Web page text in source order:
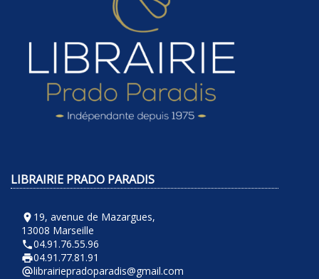
LIBRAIRIE PRADO PARADIS
room 19, avenue de Mazargues,
13008 Marseille
phone04.91.76.55.96
local_printshop04.91.77.81.91
alternate_emaillibrairiepradoparadis@gmail.com